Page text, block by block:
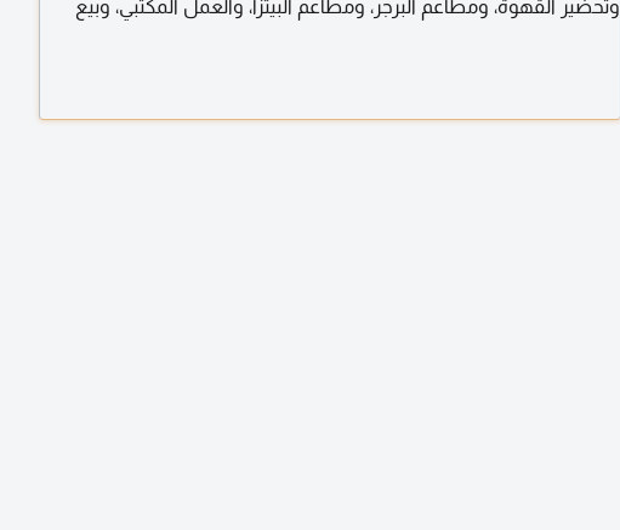
وتحضير القهوة، ومطاعم البرجر، ومطاعم البيتزا، والعمل المكتبي، وبيع